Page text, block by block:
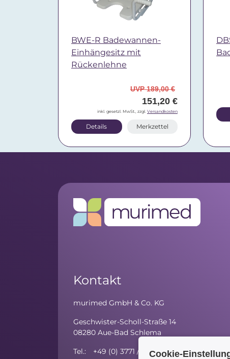
BWE-R Badewannen-
Einhängesitz mit
Rückenlehne
UVP 189,00 €
151,20 €
inkl. gesetzl. MwSt., zzgl. Versandkosten
Details Merkzettel
Kontakt
murimed GmbH & Co. KG
Geschwister-Scholl-Straße 14
08280 Aue-Bad Schlema
Tel.: +49 (0) 3771 / 59 81 - 10
Cookie-